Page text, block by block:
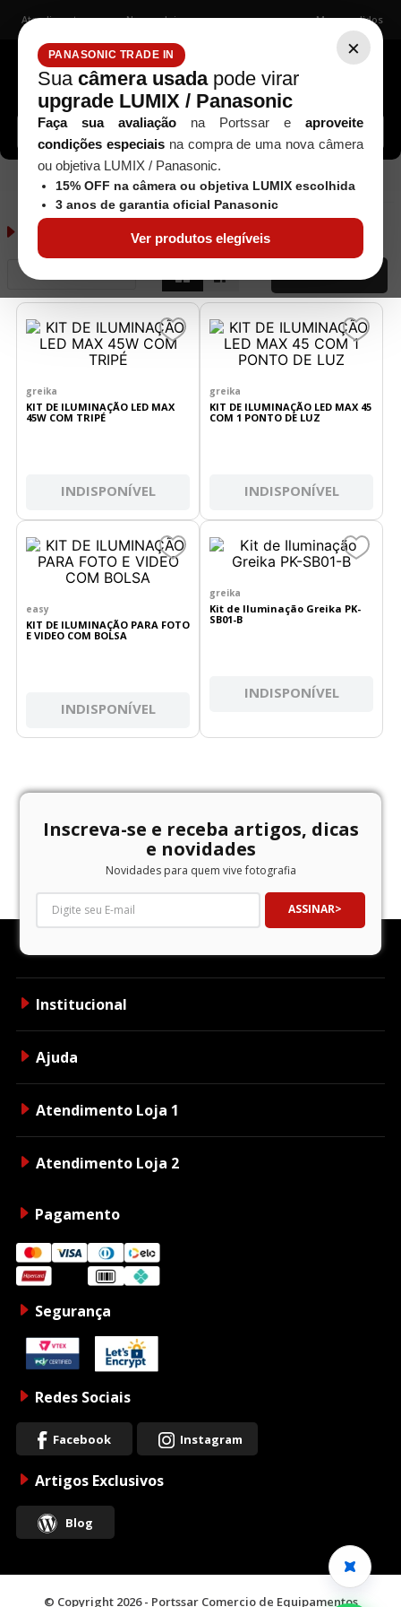
×
PANASONIC TRADE IN
Sua câmera usadapode virar
upgrade LUMIX / Panasonic
Faça sua avaliação na Portssar e aproveite
condições especiaisna compra de uma nova câmera
ou objetiva LUMIX / Panasonic.
15% OFF na câmera ou objetiva LUMIX escolhida
3 anos de garantia oficial Panasonic
Ver produtos elegíveis
Atendimento Nossas lojas Meus pedidos
Buscar câmeras, lentes, acessórios...
iluminacao
iluminacao produtos
greika
KIT DE ILUMINAÇÃO LED MAX
45W COM TRIPÉ
INDISPONÍVEL
greika
KIT DE ILUMINAÇÃO LED MAX 45
COM 1 PONTO DE LUZ
INDISPONÍVEL
easy
KIT DE ILUMINAÇÃO PARA FOTO
E VIDEO COM BOLSA
INDISPONÍVEL
greika
Kit de Iluminação Greika PK-
SB01-B
INDISPONÍVEL
Inscreva-se e receba artigos, dicas
e novidades
Novidades para quem vive fotografia
ASSINAR
Institucional
Ajuda
Atendimento Loja 1
Atendimento Loja 2
Pagamento
Segurança
Redes Sociais
Facebook Instagram
Artigos Exclusivos
Blog
© Copyright 2026 - Portssar Comercio de Equipamentos